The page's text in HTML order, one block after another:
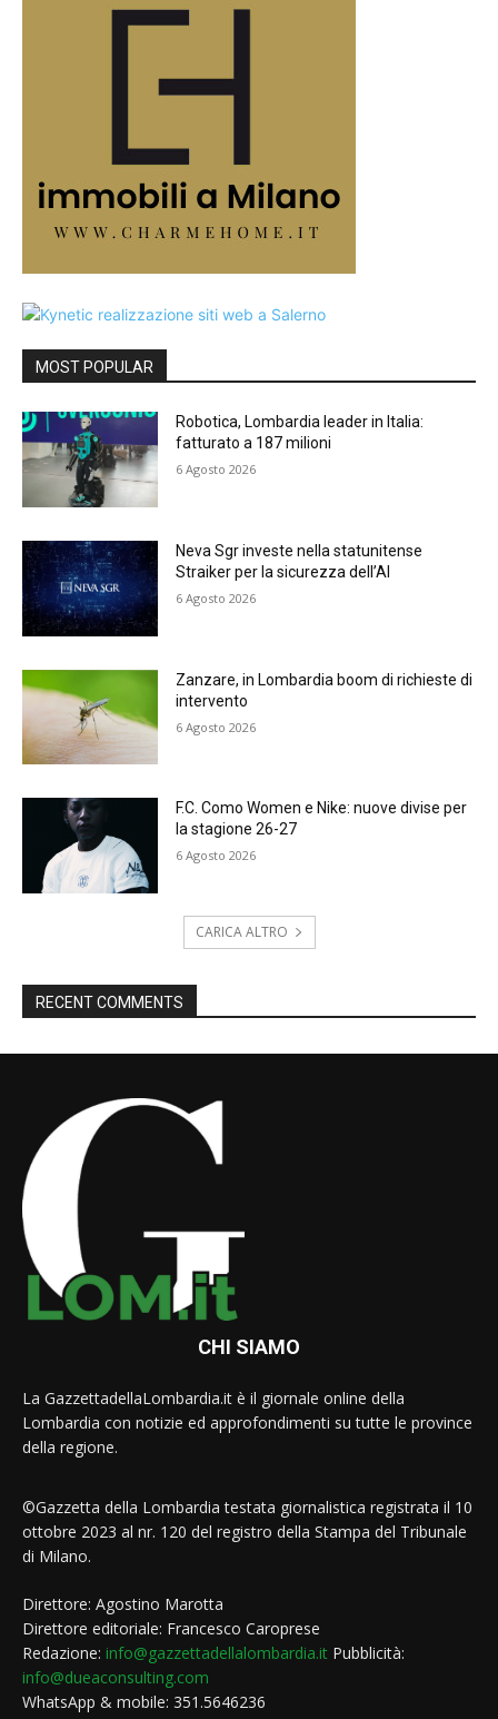
MOST POPULAR
Robotica, Lombardia leader in Italia:
fatturato a 187 milioni
6 Agosto 2026
Neva Sgr investe nella statunitense
Straiker per la sicurezza dell’AI
6 Agosto 2026
Zanzare, in Lombardia boom di richieste di
intervento
6 Agosto 2026
F.C. Como Women e Nike: nuove divise per
la stagione 26-27
6 Agosto 2026
CARICA ALTRO
RECENT COMMENTS
CHI SIAMO
La GazzettadellaLombardia.it è il giornale online della
Lombardia con notizie ed approfondimenti su tutte le province
della regione.
©Gazzetta della Lombardia testata giornalistica registrata il 10
ottobre 2023 al nr. 120 del registro della Stampa del Tribunale
di Milano.
Direttore: Agostino Marotta
Direttore editoriale: Francesco Caroprese
Redazione: info@gazzettadellalombardia.it Pubblicità:
info@dueaconsulting.com
WhatsApp & mobile: 351.5646236